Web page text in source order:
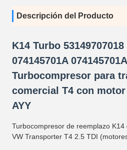
Descripción del Producto
K14 Turbo 53149707018
074145701A
Turbocompresor para
comercial T4 con motor
AYY
Turbocompresor de reemplazo
VW Transporter T4 2.5 TDI (motores